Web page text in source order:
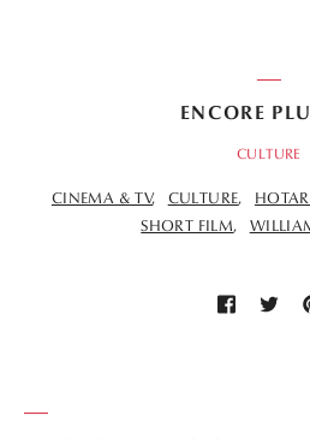
ENCORE
CULTURE
CINEMA & TV CULTURE
SHORT FILM